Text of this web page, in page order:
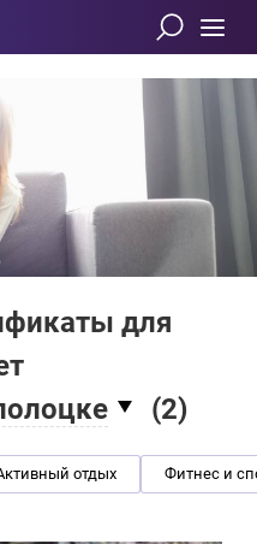
для
(2)
отдых Фитнес и